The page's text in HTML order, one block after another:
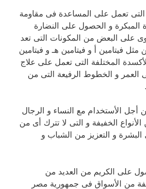
تعمل على المساعدة فى مقاومة
المبكرة و الحصول على النضارة
على البعض من المكونات التى تعد
مثل فيتامين أ و فيتامين هـ و فيتامين
المختلفة التى تعمل على علاج
العمر و الخطوط الرفيعة التى من
أجل الأستخدام مع النساء و الرجال
الأنواع الخفيفة و التى لا تترك أى من
البشرة و التعزيز من الشباب و
على الكريم من العديد من
من الأسواق فى جمهورية مصر